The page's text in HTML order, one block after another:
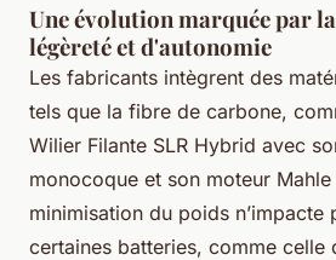
Une évolution marquée par
légèreté et d'autonomie
Les fabricants intègrent des
tels que la fibre de carbone,
Wilier Filante SLR Hybrid avec
monocoque et son moteur
minimisation du poids n’impacte
certaines batteries, comme celle